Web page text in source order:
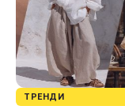
ТРЕНДИ